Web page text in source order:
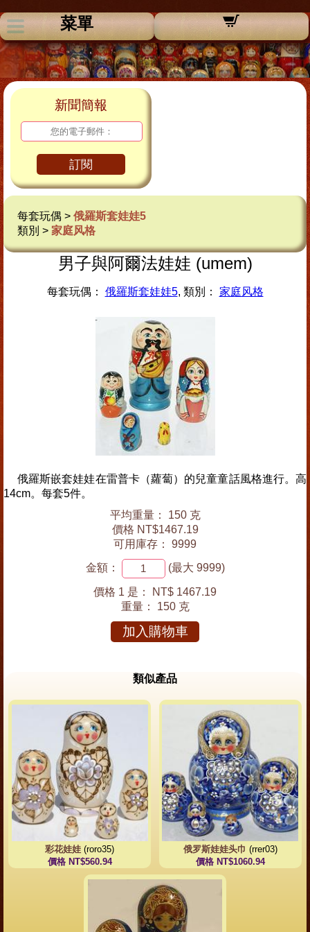
菜單
新聞簡報
訂閱
每套玩偶 > 俄羅斯套娃娃5
類別 > 家庭风格
男子與阿爾法娃娃 (umem)
每套玩偶： 俄羅斯套娃娃5, 類別： 家庭风格
俄羅斯嵌套娃娃在雷普卡（蘿蔔）的兒童童話風格進行。高
14cm。每套5件。
平均重量： 150 克
價格 NT$1467.19
可用庫存： 9999
金額： (最大 9999)
價格 1 是：
NT$ 1467.19
重量： 150 克
加入購物車
類似產品
彩花娃娃 (roro35)
價格 NT$560.94
俄罗斯娃娃头巾 (rrer03)
價格 NT$1060.94